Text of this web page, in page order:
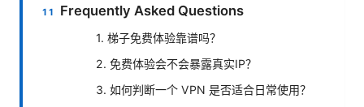
Frequently Asked Questions
1. 梯子免费体验靠谱吗？
2. 免费体验会不会暴露真实IP？
3. 如何判断一个 VPN 是否适合日常使用？